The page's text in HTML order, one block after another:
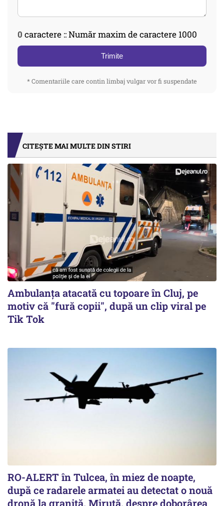
0 caractere :: Număr maxim de caractere 1000
Trimite
* Comentariile care contin limbaj vulgar vor fi suspendate
CITEȘTE MAI MULTE DIN STIRI
Ambulanța atacată cu topoare în Cluj, pe
motiv că "fură copii", după un clip viral pe
Tik Tok
RO-ALERT în Tulcea, în miez de noapte,
după ce radarele armatei au detectat o nouă
dronă la graniță. Miruță, despre doborârea